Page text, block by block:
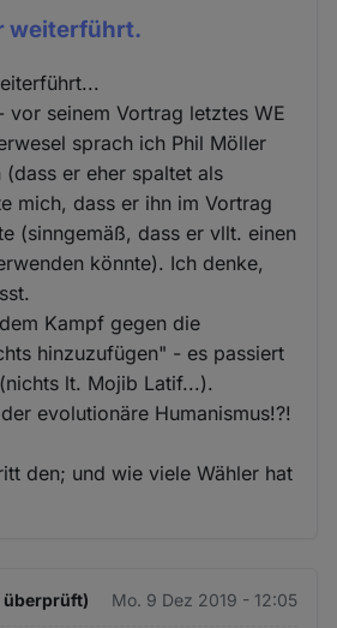
weiterführt.
vor seinem Vortrag letztes WE
sprach ich Phil Möller
er eher spaltet als
mich, dass er ihn im Vortrag
(sinngemäß, dass er vllt. einen
könnte). Ich denke,
Kampf gegen die
hinzuzufügen" - es passiert
lt. Mojib Latif...).
evolutionäre Humanismus!?!
den; und wie viele Wähler hat
überprüft) Mo. 9 Dez 2019 - 12:05